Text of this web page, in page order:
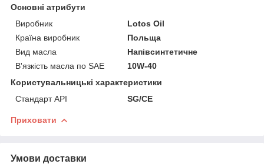
Основні атрибути
Виробник
Lotos Oil
Країна виробник
Польща
Вид масла
Напівсинтетичне
В'язкість масла по SAE
10W-40
Користувальницькі характеристики
Стандарт API
SG/CE
Приховати
Умови доставки